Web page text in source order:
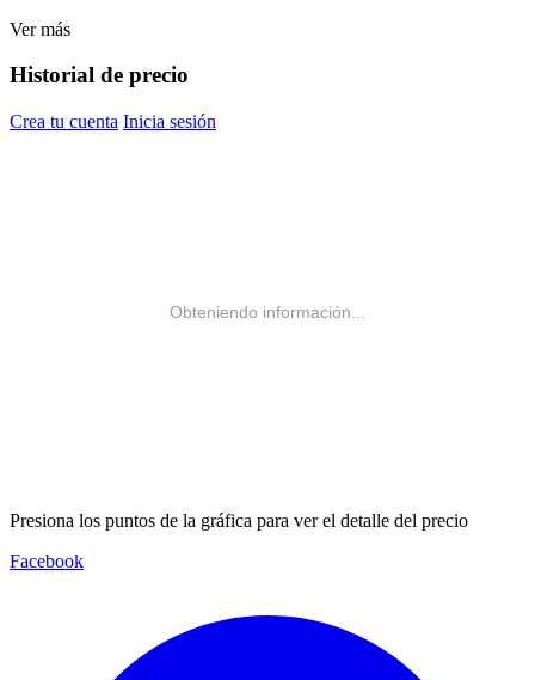
Ver más
Historial de precio
Crea tu cuenta Inicia sesión
Obteniendo información...
Presiona los puntos de la gráfica para ver el detalle del precio
Facebook